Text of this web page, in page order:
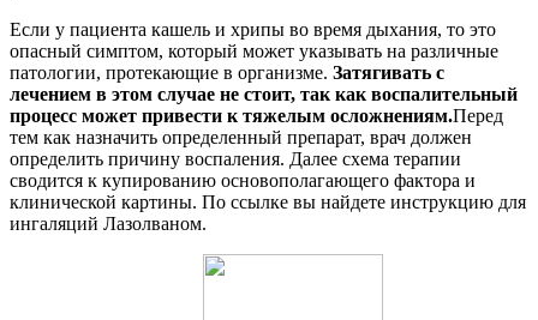
Если у пациента кашель и хрипы во время дыхания, то это
опасный симптом, который может указывать на различные
патологии, протекающие в организме. Затягивать с
лечением в этом случае не стоит, так как воспалительный
процесс может привести к тяжелым осложнениям.Перед
тем как назначить определенный препарат, врач должен
определить причину воспаления. Далее схема терапии
сводится к купированию основополагающего фактора и
клинической картины. По ссылке вы найдете инструкцию для
ингаляций Лазолваном.